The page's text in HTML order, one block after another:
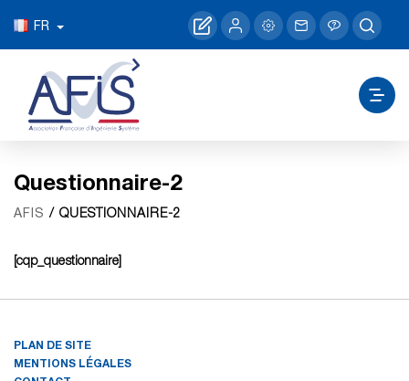
FR
Questionnaire-2
AFIS / QUESTIONNAIRE-2
[cqp_questionnaire]
PLAN DE SITE
MENTIONS LÉGALES